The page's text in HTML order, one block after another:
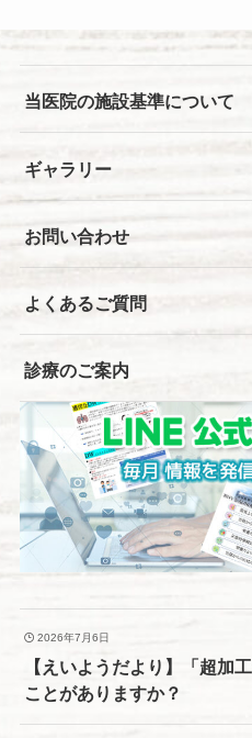
当医院の施設基準について
ギャラリー
お問い合わせ
よくあるご質問
診療のご案内
2026年7月6日
【えいようだより】「超加
ことがありますか？